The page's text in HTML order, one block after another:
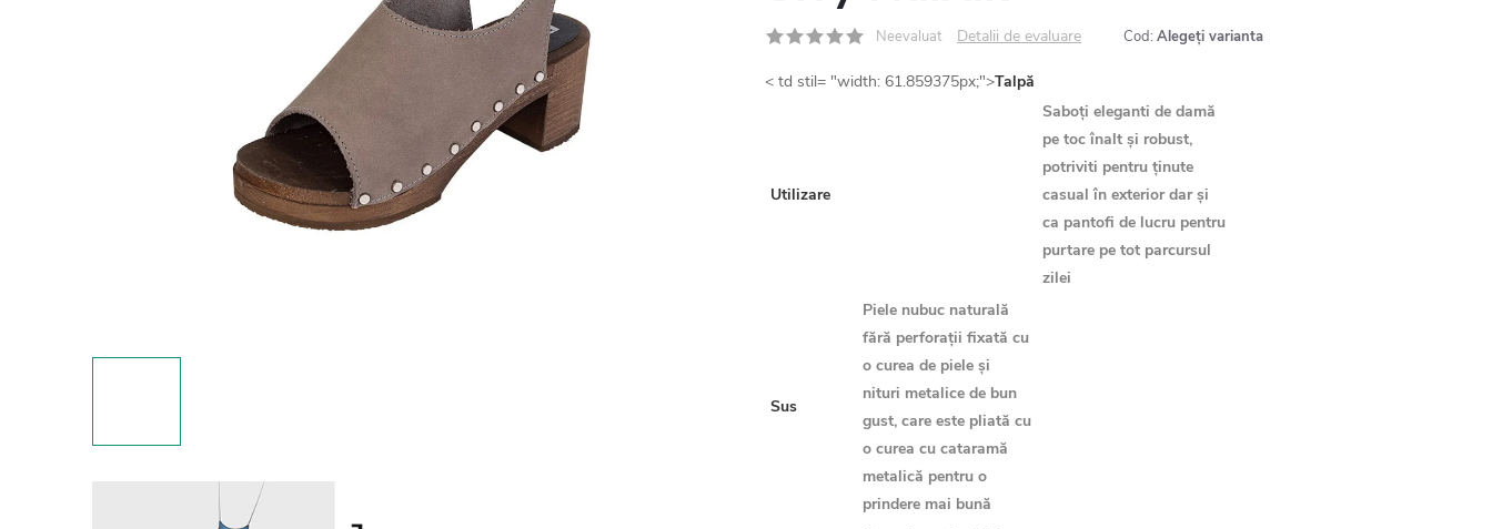
Neevaluat Detalii de evaluare Cod: Alegeţi varianta
< td stil= "width: 61.859375px;">Talpă
Utilizare
Saboți eleganti de damă
pe toc înalt și robust,
potriviti pentru ținute
casual în exterior dar și
ca pantofi de lucru pentru
purtare pe tot parcursul
zilei
Sus
Piele nubuc naturală
fără perforații fixată cu
o curea de piele și
nituri metalice de bun
gust, care este pliată cu
o curea cu cataramă
metalică pentru o
prindere mai bună